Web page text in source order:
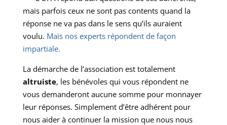
mais parfois ceux ne sont pas contents quand la
réponse ne va pas dans le sens qu’ils auraient
voulu. Mais nos experts répondent de façon
impartiale.
La démarche de l’association est totalement
altruiste, les bénévoles qui vous répondent ne
vous demanderont aucune somme pour monnayer
leur réponses. Simplement d’être adhérent pour
nous aider à continuer la mission que nous nous